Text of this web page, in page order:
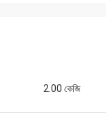
2.00 কেজি